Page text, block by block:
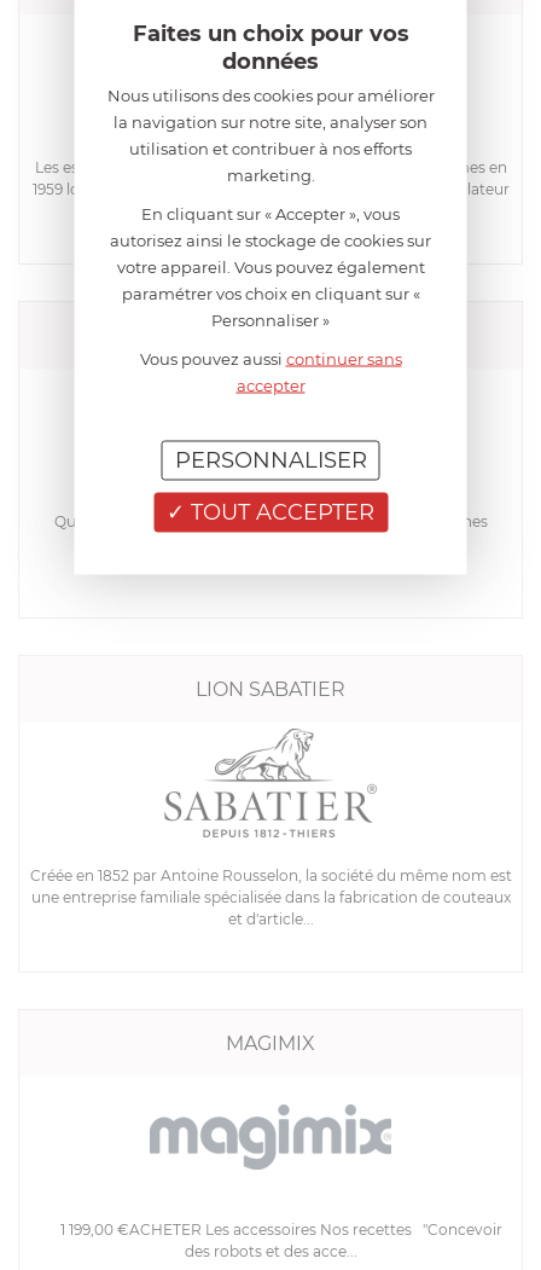
Les espoirs de 28 jeunes ingénieurs de Kyoto prennent formes en
1959 lorsque leur premier produit est développé : c'est un isolateur
céramique en...
Quelle taille est faite pour vous ? Convient pour 2 personnes
LION SABATIER
Créée en 1852 par Antoine Rousselon, la société du même nom est
une entreprise familiale spécialisée dans la fabrication de couteaux
et d'article...
MAGIMIX
1 199,00 €ACHETER Les accessoires Nos recettes "Concevoir
des robots et des acce...
Faites un choix pour vos
données
Nous utilisons des cookies pour améliorer
la navigation sur notre site, analyser son
utilisation et contribuer à nos efforts
marketing.
En cliquant sur « Accepter », vous
autorisez ainsi le stockage de cookies sur
votre appareil. Vous pouvez également
paramétrer vos choix en cliquant sur «
Personnaliser »
Vous pouvez aussi continuer sans
accepter
TOUT ACCEPTER
PERSONNALISER